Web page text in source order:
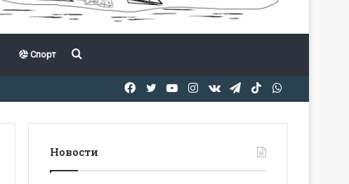
Спорт Іздеу
TikTok
Telegram
vk.com
Instagram
YouTube
Twitter
Facebook
Новости